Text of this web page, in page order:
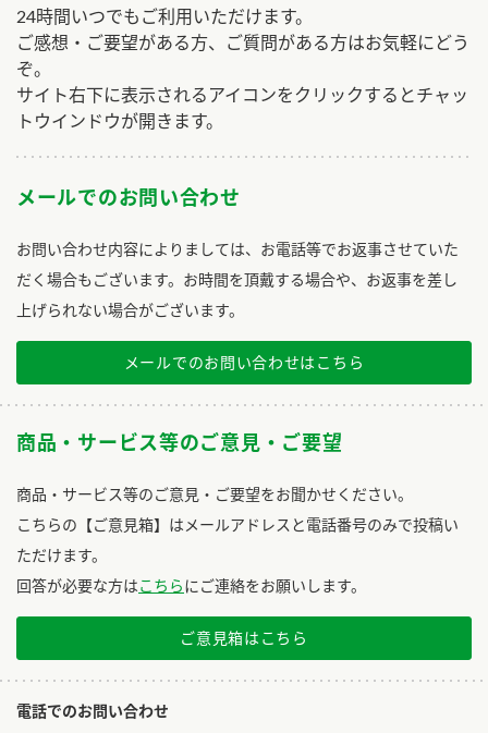
24時間いつでもご利用いただけます。
ご感想・ご要望がある方、ご質問がある方はお気軽にどう
ぞ。
サイト右下に表示されるアイコンをクリックするとチャッ
トウインドウが開きます。
メールでのお問い合わせ
お問い合わせ内容によりましては、お電話等でお返事させていた
だく場合もございます。お時間を頂戴する場合や、お返事を差し
上げられない場合がございます。
メールでのお問い合わせはこちら
商品・サービス等のご意見・ご要望
商品・サービス等のご意見・ご要望をお聞かせください。
こちらの【ご意見箱】はメールアドレスと電話番号のみで投稿い
ただけます。
回答が必要な方はこちらにご連絡をお願いします。
ご意見箱はこちら
電話でのお問い合わせ